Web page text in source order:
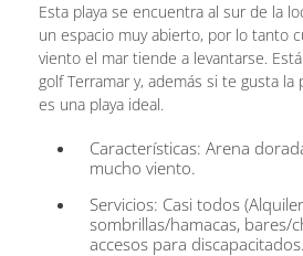
Esta playa se encuentra al sur de la
un espacio muy abierto, por lo tanto
viento el mar tiende a levantarse.
golf Terramar y, además si te gusta la
es una playa ideal.
Características: Arena
mucho viento.
Servicios: Casi todos
sombrillas/hamacas, bares/
accesos para discapacitados.